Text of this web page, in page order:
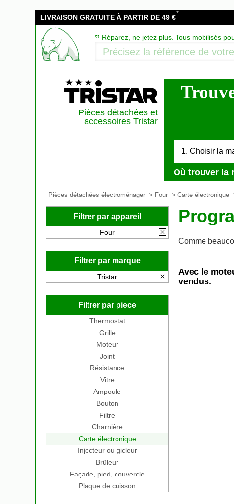
LIVRAISON GRATUITE À PARTIR DE 49 €*
‟ Réparez, ne jetez plus. Tous mobilisés
Pièces détachées et
accessoires Tristar
1. Choisir la
Où trouver la
Pièces détachées électroménager > Four > Carte électronique
Filtrer par appareil
Four
Filtrer par marque
Tristar
Filtrer par piece
Thermostat
Grille
Moteur
Joint
Résistance
Vitre
Ampoule
Bouton
Filtre
Charnière
Carte électronique
Injecteur ou gicleur
Brûleur
Façade, pied, couvercle
Plaque de cuisson
Comme
Avec le
vendus.